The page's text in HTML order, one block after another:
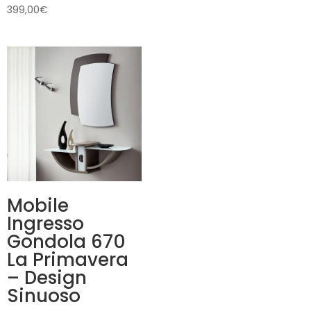
399,00€
Mobile
Ingresso
Gondola 670
La Primavera
– Design
Sinuoso